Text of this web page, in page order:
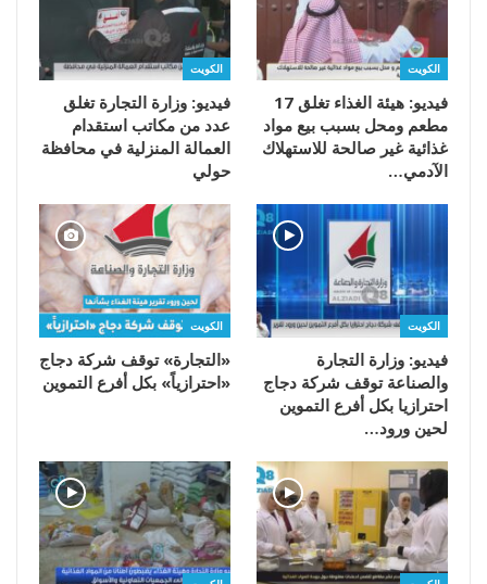
الكويت
فيديو: هيئة الغذاء تغلق 17
مطعم ومحل بسبب بيع مواد
غذائية غير صالحة للاستهلاك
الآدمي…
الكويت
فيديو: وزارة التجارة تغلق
عدد من مكاتب استقدام
العمالة المنزلية في محافظة
حولي
الكويت
فيديو: وزارة التجارة
والصناعة توقف شركة دجاج
احترازيا بكل أفرع التموين
لحين ورود…
الكويت
«التجارة» توقف شركة دجاج
«احترازياً» بكل أفرع التموين